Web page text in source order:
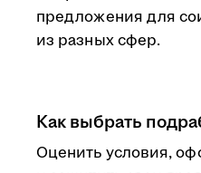
предложения для
из разных сфер.
Как выбрать
Оценить условия,